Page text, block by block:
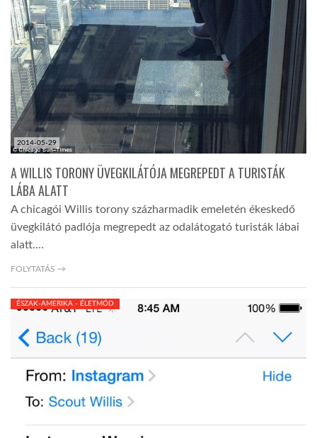
2014-05-29
A WILLIS TORONY ÜVEGKILÁTÓJA MEGREPEDT A TURISTÁK
LÁBA ALATT
A chicagói Willis torony százharmadik emeletén ékeskedő
üvegkilátó padlója megrepedt az odalátogató turisták lábai
alatt.…
FOLYTATÁS →
ÉSZAK-AMERIKA - ÉLETMÓD